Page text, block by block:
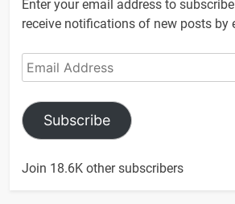
Enter your email address to
receive notifications of new posts by
Email
Address
Subscribe
Join 18.6K other subscribers